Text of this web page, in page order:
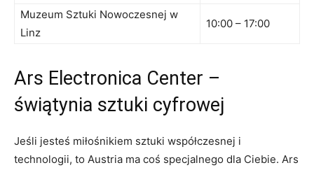
Muzeum Sztuki Nowoczesnej w
Linz
10:00 – 17:00
Ars Electronica Center –
świątynia sztuki cyfrowej
Jeśli jesteś miłośnikiem sztuki współczesnej i
technologii, to ‌Austria ma coś specjalnego dla Ciebie. Ars